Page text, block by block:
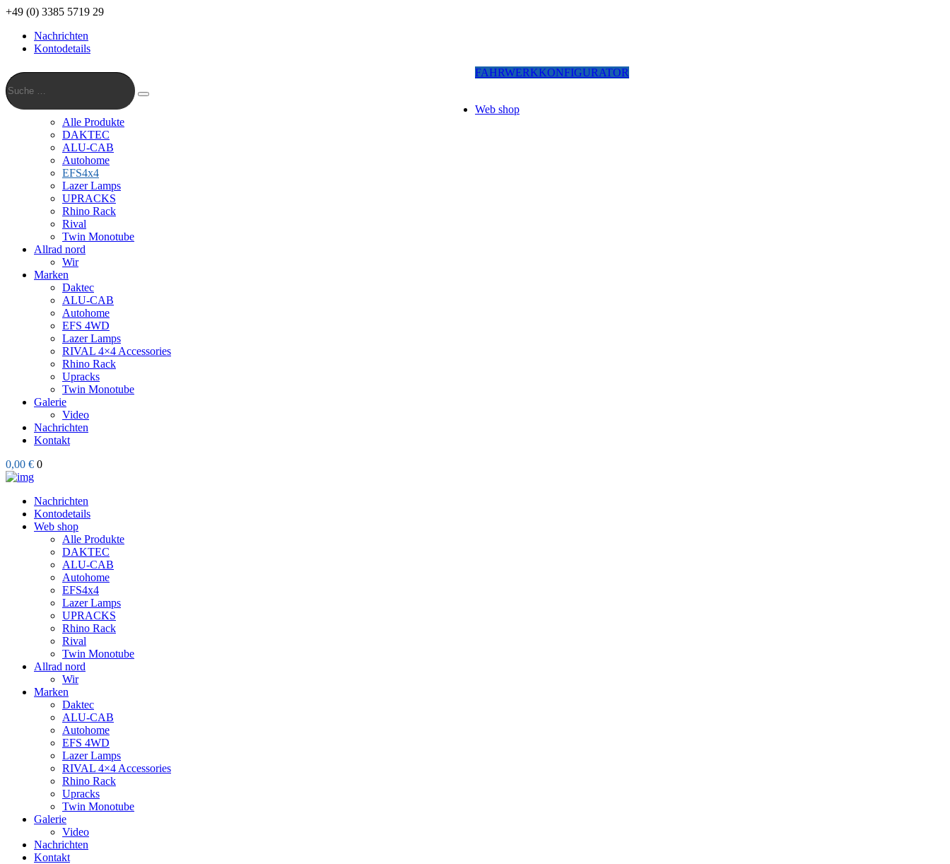
+49 (0) 3385 5719 29
Nachrichten
Kontodetails
Suche
…
Suche
FAHRWERKKONFIGURATOR
Web shop
Alle Produkte
DAKTEC
ALU-CAB
Autohome
EFS4x4
Lazer Lamps
UPRACKS
Rhino Rack
Rival
Twin Monotube
Allrad nord
Wir
Marken
Daktec
ALU-CAB
Autohome
EFS 4WD
Lazer Lamps
RIVAL 4×4 Accessories
Rhino Rack
Upracks
Twin Monotube
Galerie
Video
Nachrichten
Kontakt
0,00 € 0
Nachrichten
Kontodetails
Web shop
Alle Produkte
DAKTEC
ALU-CAB
Autohome
EFS4x4
Lazer Lamps
UPRACKS
Rhino Rack
Rival
Twin Monotube
Allrad nord
Wir
Marken
Daktec
ALU-CAB
Autohome
EFS 4WD
Lazer Lamps
RIVAL 4×4 Accessories
Rhino Rack
Upracks
Twin Monotube
Galerie
Video
Nachrichten
Kontakt